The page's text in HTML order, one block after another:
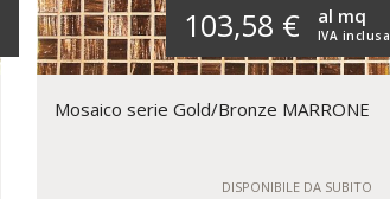
103,58 € IVA inclusa
al mq
Mosaico serie Gold/Bronze MARRONE
DISPONIBILE DA SUBITO